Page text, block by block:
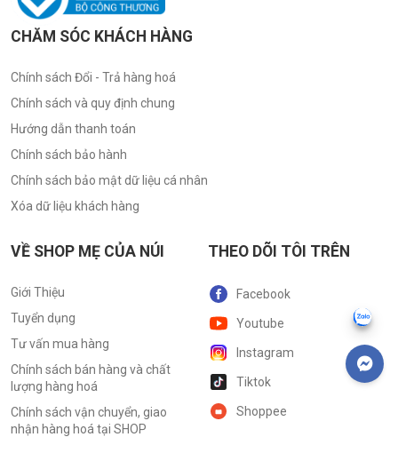
CHĂM SÓC KHÁCH HÀNG
Chính sách Đổi - Trả hàng hoá
Chính sách và quy định chung
Hướng dẫn thanh toán
Chính sách bảo hành
Chính sách bảo mật dữ liệu cá nhân
Xóa dữ liệu khách hàng
VỀ SHOP MẸ CỦA NÚI
Giới Thiệu
Tuyển dụng
Tư vấn mua hàng
Chính sách bán hàng và chất
lượng hàng hoá
Chính sách vận chuyển, giao
nhận hàng hoá tại SHOP
THEO DÕI TÔI TRÊN
Facebook
Youtube
Instagram
Tiktok
Shoppee